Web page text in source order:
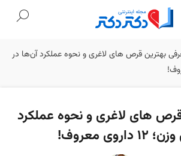
بهترین قرص های لاغری و نحوه عملکرد آن‌ها در
های لاغری و نحوه عملکرد
معروف!